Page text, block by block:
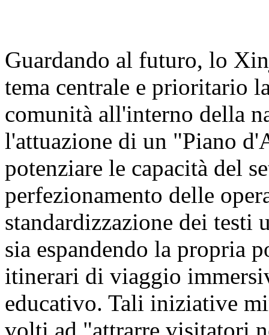
Guardando al futuro, lo
tema centrale e prioritario
comunità all'interno della
l'attuazione di un "Piano
potenziare le capacità del
perfezionamento delle
standardizzazione dei
sia espandendo la propria
itinerari di viaggio
educativo. Tali iniziative
volti ad "attrarre visitatori